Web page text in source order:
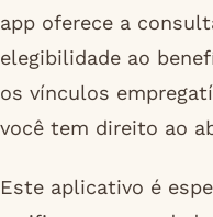
app oferece a
elegibilidade ao
os vínculos
você tem direito ao
Este aplicativo é